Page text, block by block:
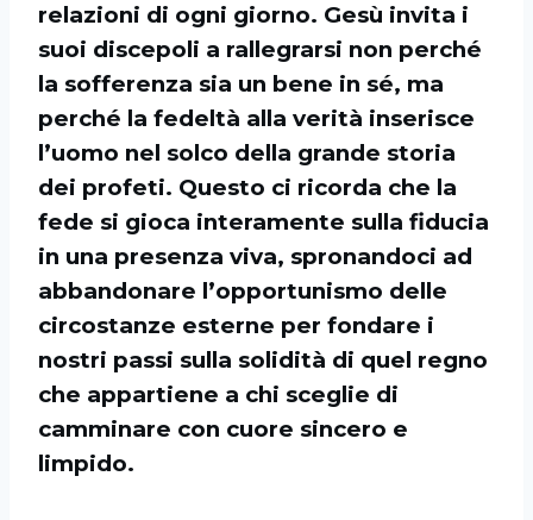
relazioni di ogni giorno. Gesù invita i
suoi discepoli a rallegrarsi non perché
la sofferenza sia un bene in sé, ma
perché la fedeltà alla verità inserisce
l’uomo nel solco della grande storia
dei profeti. Questo ci ricorda che la
fede si gioca interamente sulla fiducia
in una presenza viva, spronandoci ad
abbandonare l’opportunismo delle
circostanze esterne per fondare i
nostri passi sulla solidità di quel regno
che appartiene a chi sceglie di
camminare con cuore sincero e
limpido.